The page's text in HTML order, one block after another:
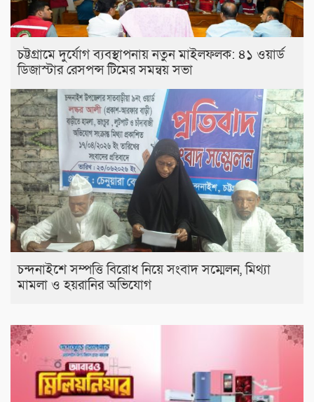
চট্টগ্রামে দুর্যোগ ব্যবস্থাপনায় নতুন মাইলফলক: ৪১ ওয়ার্ড
ডিজাস্টার রেসপন্স টিমের সমন্বয় সভা
চন্দনাইশে সম্পত্তি বিরোধ নিয়ে সংবাদ সম্মেলন, মিথ্যা
মামলা ও হয়রানির অভিযোগ